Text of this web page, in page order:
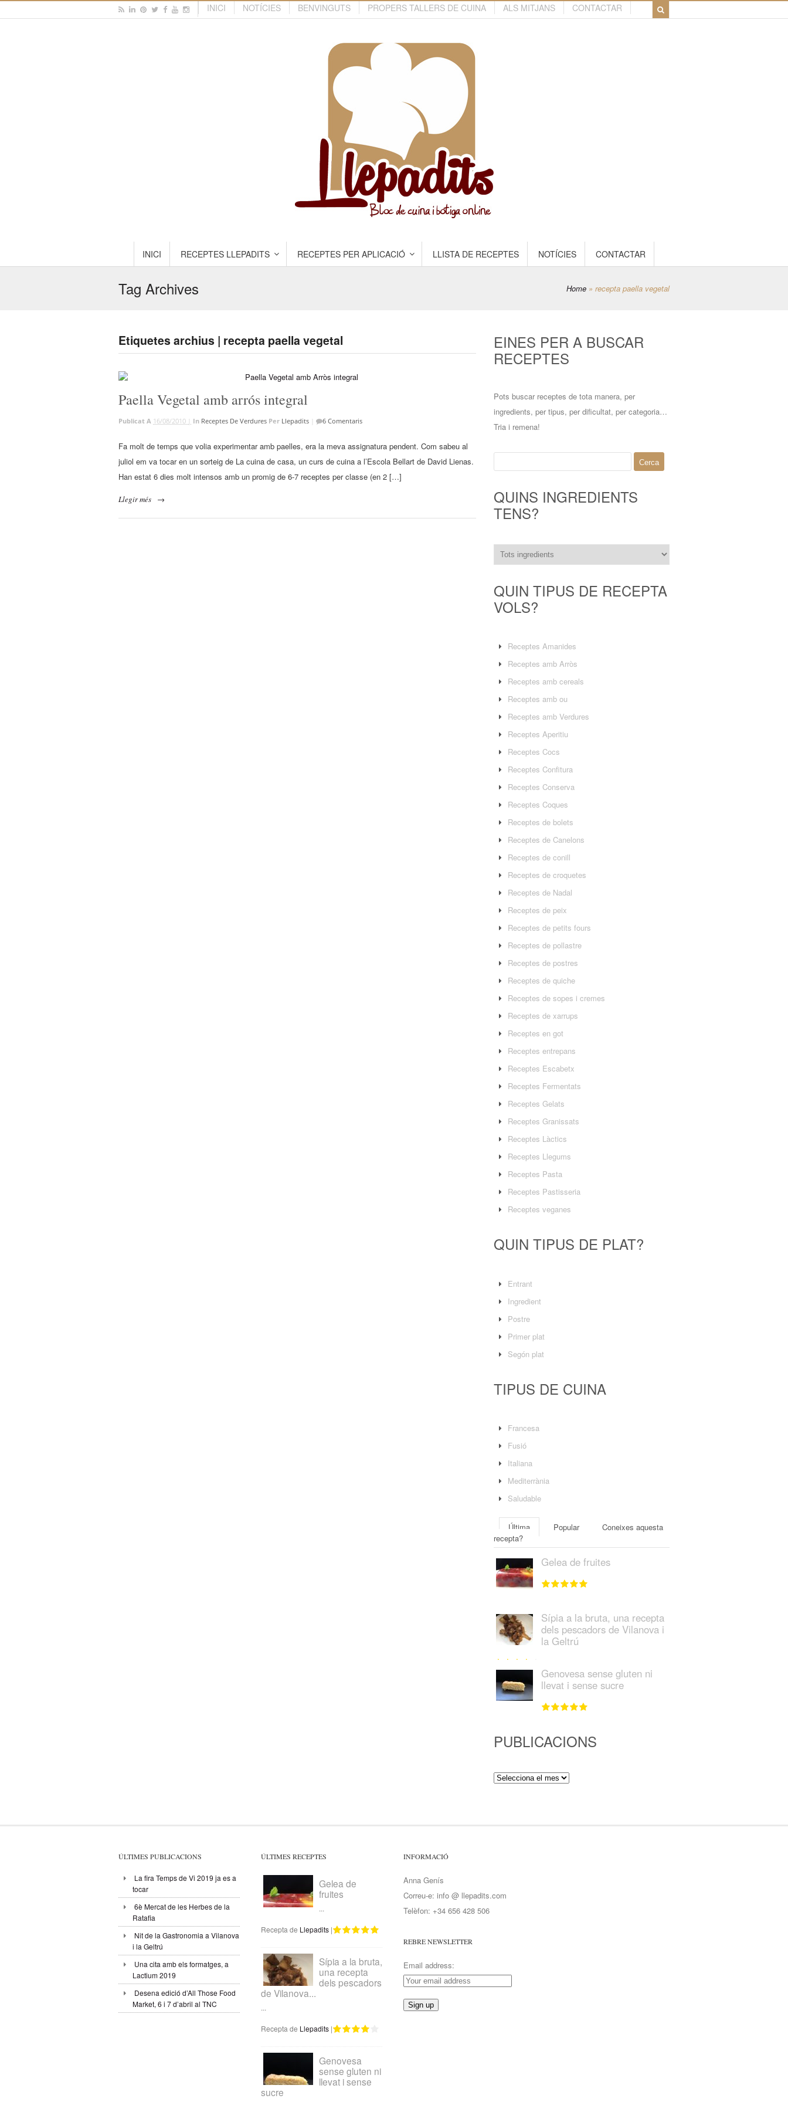
INICI NOTÍCIES BENVINGUTS PROPERS TALLERS DE CUINA ALS MITJANS CONTACTAR
INICI RECEPTES LLEPADITS RECEPTES PER APLICACIÓ LLISTA DE RECEPTES NOTÍCIES CONTACTAR
Tag Archives Home » recepta paella vegetal
Etiquetes archius | recepta paella vegetal
Paella Vegetal amb arrós integral
Publicat A 16/08/2010 | In Receptes De Verdures Per Llepadits 6 Comentaris
Fa molt de temps que volia experimentar amb paelles, era la meva assignatura pendent. Com sabeu al
juliol em va tocar en un sorteig de La cuina de casa, un curs de cuina a l’Escola Bellart de David Lienas.
Han estat 6 dies molt intensos amb un promig de 6-7 receptes per classe (en 2 […]
Llegir més →
EINES PER A BUSCAR
RECEPTES
Pots buscar receptes de tota manera, per
ingredients, per tipus, per dificultat, per categoria…
Tria i remena!
QUINS INGREDIENTS
TENS?
QUIN TIPUS DE RECEPTA
VOLS?
Receptes Amanides
Receptes amb Arròs
Receptes amb cereals
Receptes amb ou
Receptes amb Verdures
Receptes Aperitiu
Receptes Cocs
Receptes Confitura
Receptes Conserva
Receptes Coques
Receptes de bolets
Receptes de Canelons
Receptes de conill
Receptes de croquetes
Receptes de Nadal
Receptes de peix
Receptes de petits fours
Receptes de pollastre
Receptes de postres
Receptes de quiche
Receptes de sopes i cremes
Receptes de xarrups
Receptes en got
Receptes entrepans
Receptes Escabetx
Receptes Fermentats
Receptes Gelats
Receptes Granissats
Receptes Làctics
Receptes Llegums
Receptes Pasta
Receptes Pastisseria
Receptes veganes
QUIN TIPUS DE PLAT?
Entrant
Ingredient
Postre
Primer plat
Segón plat
TIPUS DE CUINA
Francesa
Fusió
Italiana
Mediterrània
Saludable
Última Popular
Coneixes aquesta
recepta?
Gelea de fruites
Sípia a la bruta, una recepta
dels pescadors de Vilanova i
la Geltrú
Genovesa sense gluten ni
llevat i sense sucre
PUBLICACIONS
Publicacions
ÚLTIMES PUBLICACIONS
La fira Temps de Vi 2019 ja es a
tocar
6è Mercat de les Herbes de la
Ratafia
Nit de la Gastronomia a Vilanova
i la Geltrú
Una cita amb els formatges, a
Lactium 2019
Desena edició d’All Those Food
Market, 6 i 7 d’abril al TNC
ÚLTIMES RECEPTES
Gelea de
fruites
...
Recepta de Llepadits|
Sípia a la bruta,
una recepta
dels pescadors
de Vilanova...
...
Recepta de Llepadits|
Genovesa
sense gluten ni
llevat i sense
sucre
INFORMACIÓ
Anna Genís
Correu-e: info @ llepadits.com
Telèfon: +34 656 428 506
REBRE NEWSLETTER
Email address: